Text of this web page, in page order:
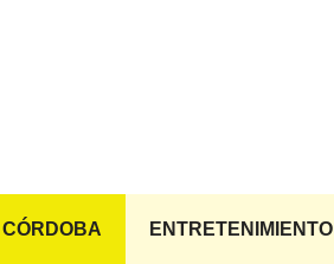
CÓRDOBA ENTRETENIMIENTO